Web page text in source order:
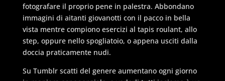
fotografare il proprio pene in palestra. Abbondano
immagini di aitanti giovanotti con il pacco in bella
vista mentre compiono esercizi al tapis roulant, allo
step, oppure nello spogliatoio, o appena usciti dalla
doccia praticamente nudi.
Su Tumblr scatti del genere aumentano ogni giorno